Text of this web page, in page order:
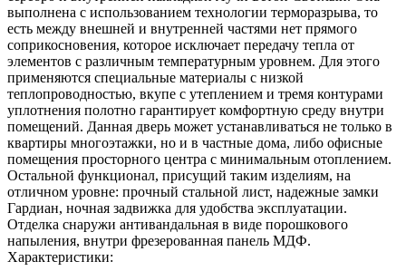
выполнена с использованием технологии терморазрыва, то
есть между внешней и внутренней частями нет прямого
соприкосновения, которое исключает передачу тепла от
элементов с различным температурным уровнем. Для этого
применяются специальные материалы с низкой
теплопроводностью, вкупе с утеплением и тремя контурами
уплотнения полотно гарантирует комфортную среду внутри
помещений. Данная дверь может устанавливаться не только в
квартиры многоэтажки, но и в частные дома, либо офисные
помещения просторного центра с минимальным отоплением.
Остальной функционал, присущий таким изделиям, на
отличном уровне: прочный стальной лист, надежные замки
Гардиан, ночная задвижка для удобства эксплуатации.
Отделка снаружи антивандальная в виде порошкового
напыления, внутри фрезерованная панель МДФ.
Характеристики: